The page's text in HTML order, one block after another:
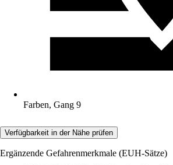
Farben, Gang 9
Verfügbarkeit in der Nähe prüfen
Ergänzende Gefahrenmerkmale (EUH-Sätze)